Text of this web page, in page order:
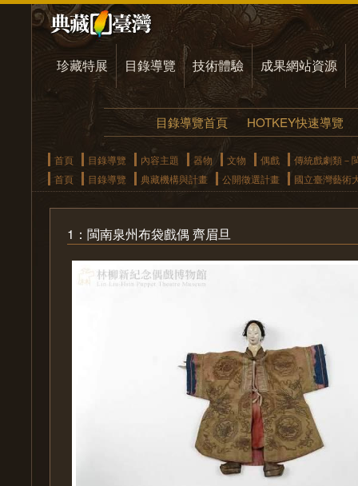
珍藏特展 目錄導覽 技術體驗 成果網站資源
目錄導覽首頁 HOTKEY快速導覽
首頁 目錄導覽 內容主題 器物 文物 偶戲
傳統戲劇類－
首頁
目錄導覽 典藏機構與計畫 公開徵選計畫 國立臺灣藝術
1：閩南泉州布袋戲偶 齊眉旦